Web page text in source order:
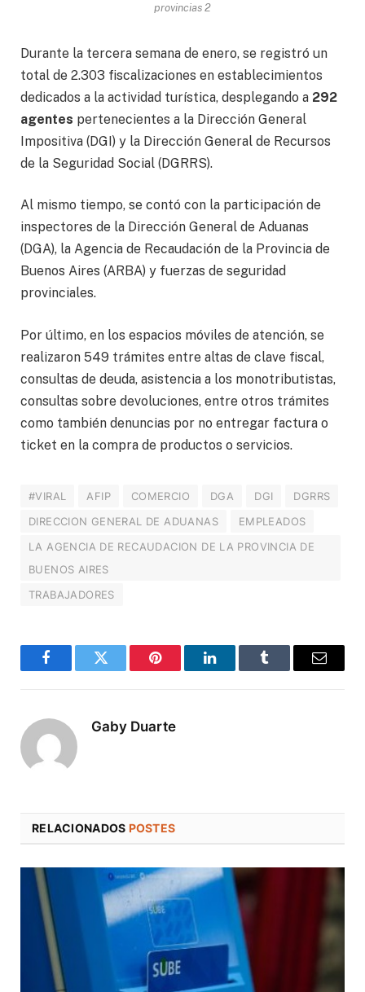
provincias 2
Durante la tercera semana de enero, se registró un
total de 2.303 fiscalizaciones en establecimientos
dedicados a la actividad turística, desplegando a 292
agentes pertenecientes a la Dirección General
Impositiva (DGI) y la Dirección General de Recursos
de la Seguridad Social (DGRRS).
Al mismo tiempo, se contó con la participación de
inspectores de la Dirección General de Aduanas
(DGA), la Agencia de Recaudación de la Provincia de
Buenos Aires (ARBA) y fuerzas de seguridad
provinciales.
Por último, en los espacios móviles de atención, se
realizaron 549 trámites entre altas de clave fiscal,
consultas de deuda, asistencia a los monotributistas,
consultas sobre devoluciones, entre otros trámites
como también denuncias por no entregar factura o
ticket en la compra de productos o servicios.
#VIRAL AFIP COMERCIO DGA DGI
DGRRS
DIRECCION GENERAL DE ADUANAS
EMPLEADOS
LA AGENCIA DE RECAUDACION DE LA PROVINCIA DE
BUENOS AIRES
TRABAJADORES
FacebookTwitter Pinterest LinkedInTumblr
Correo
Gaby Duarte
RELACIONADOS POSTES